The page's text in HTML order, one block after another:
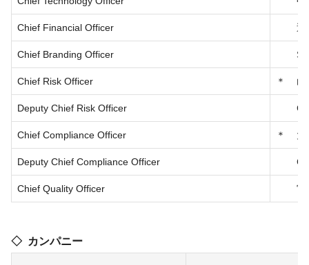
Chief Financial Officer
Chief Branding Officer
Chief Risk Officer ＊
Deputy Chief Risk Officer
Chief Compliance Officer ＊
Deputy Chief Compliance Officer
Chief Quality Officer
カンパニー